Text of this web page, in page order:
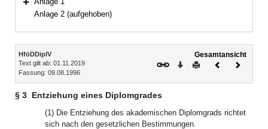
Bereich erweitern
Anlage 2 (aufgehoben)
Inhalt
HföDDiplV
Text gilt ab: 01.11.2019
Fassung: 09.08.1996
Gesamtansicht
Download
DruckenVorheriges
§ 3 Entziehung eines Diplomgrades
(1) Die Entziehung des akademischen Diplomgrads richtet
sich nach den gesetzlichen Bestimmungen.